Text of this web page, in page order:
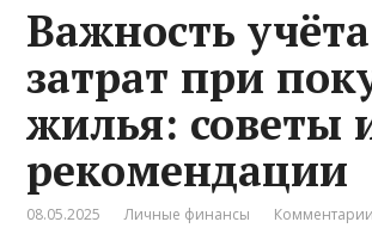
Важность
затрат при
жилья: советы
рекомендации
08.05.2025 Личные финансы